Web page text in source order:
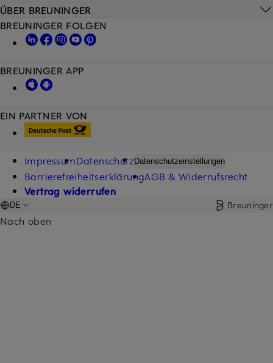
ÜBER BREUNINGER
EIN PARTNER VON
BREUNINGER FOLGEN
BREUNINGER APP
ImpressumDatenschutz Datenschutzeinstellungen
BarrierefreiheitserklärungAGB & Widerrufsrecht
Vertrag widerrufen
DE Breuninger
Nach oben